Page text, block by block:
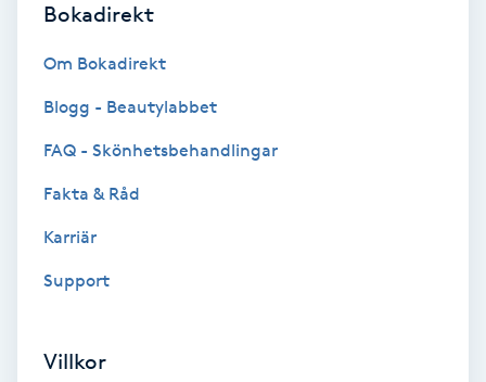
Diamantslipning
Enzympeeling
Bokadirekt
Om Bokadirekt
Blogg - Beautylabbet
FAQ - Skönhetsbehandlingar
Fakta & Råd
Karriär
Support
Villkor